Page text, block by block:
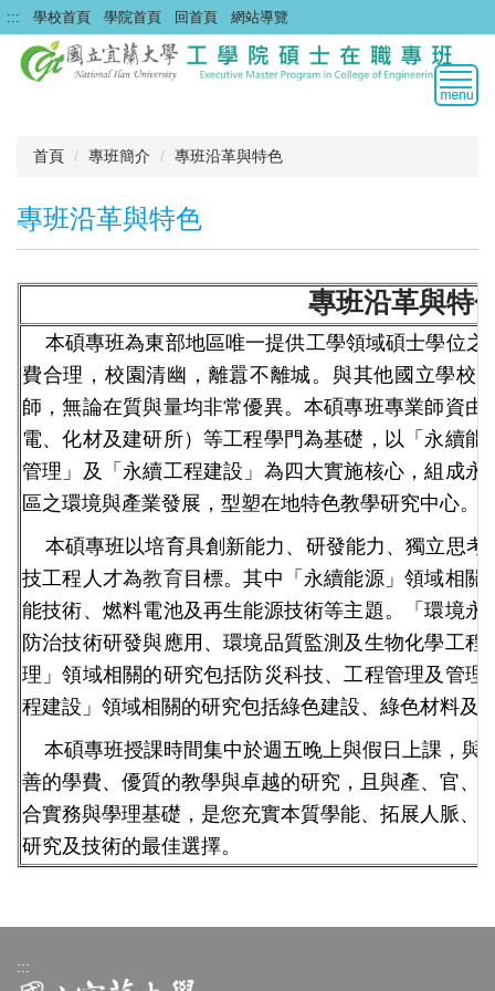
跳
到
主
::: 學校首頁 學院首頁 回首頁 網站導覽
首頁 專班簡介 專班沿革與特色
專班沿革與特色
專班沿革與特
本碩專班為東部地區唯一提供工學領域碩士學位之
費合理，校園清幽，離囂不離城。與其他國立學校
師，無論在質與量均非常優異。本碩專班專業師資
電、化材及建研所）等工程學門為基礎，以「永續
管理」及「永續工程建設」為四大實施核心，組成
區之環境與產業發展，型塑在地特色教學研究中心。
本碩專班以培育具創新能力、研發能力、獨立思考
技工程人才為教育目標。其中「永續能源」領域相
能技術、燃料電池及再生能源技術等主題。「環境
防治技術研發與應用、環境品質監測及生物化學工
理」領域相關的研究包括防災科技、工程管理及管
程建設」領域相關的研究包括綠色建設、綠色材料及
本碩專班授課時間集中於週五晚上與假日上課，與
善的學費、優質的教學與卓越的研究，且與產、官、
合實務與學理基礎，是您充實本質學能、拓展人脈、
研究及技術的最佳選擇。
:::